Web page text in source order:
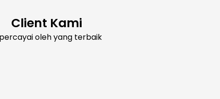
Client Kami
oleh yang terbaik